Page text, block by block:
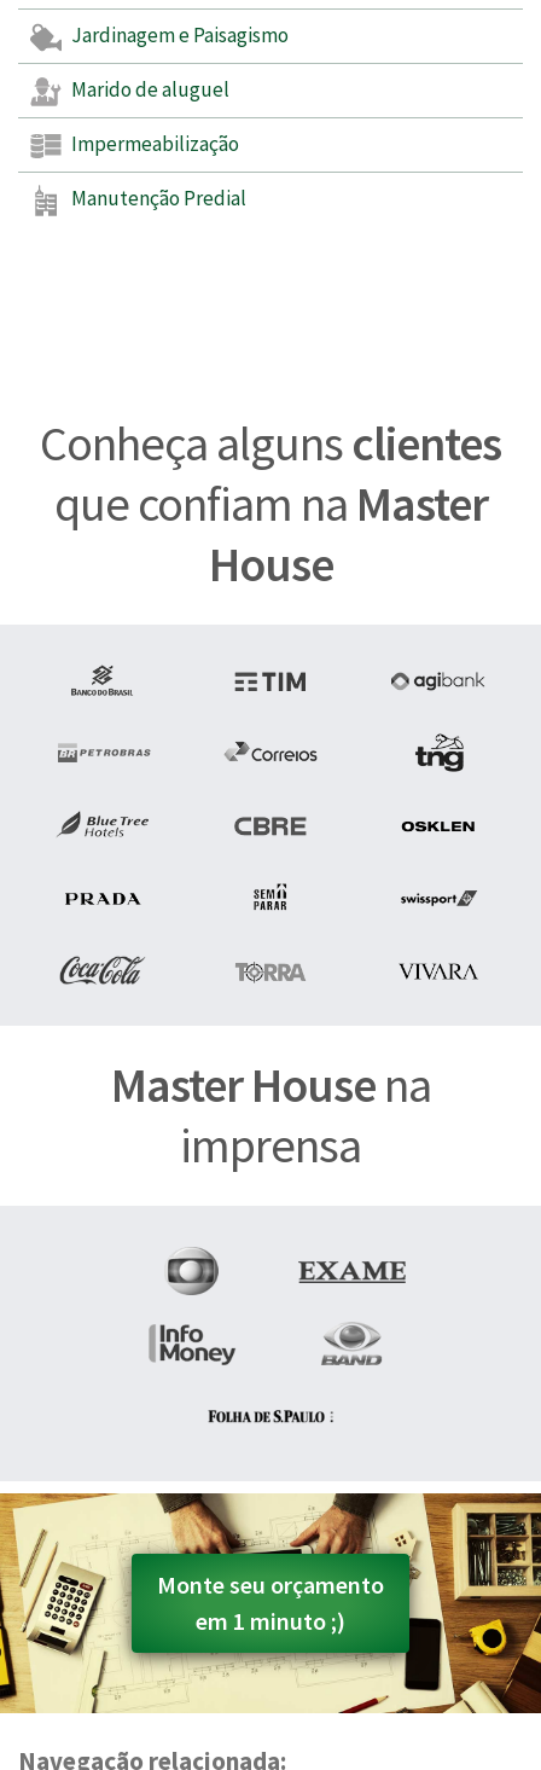
Jardinagem e Paisagismo
Marido de aluguel
Impermeabilização
Manutenção Predial
Conheça algunsclientes
que confiam na Master
House
Master Housena
imprensa
Monte seu orçamento
em 1 minuto ;)
Navegação relacionada: